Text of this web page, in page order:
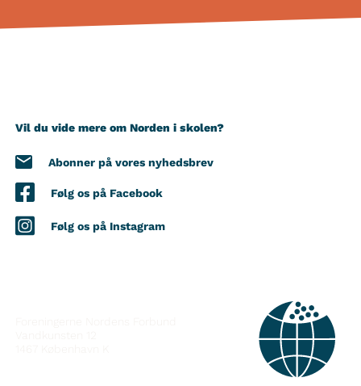
Vil du vide mere om Norden i skolen?
Abonner på vores nyhedsbrev
Følg os på Facebook
Følg os på Instagram